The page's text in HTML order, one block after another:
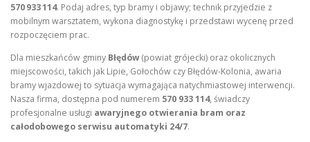
570 933 114. Podaj adres, typ bramy i objawy; technik przyjedzie z
mobilnym warsztatem, wykona diagnostykę i przedstawi wycenę przed
rozpoczęciem prac.
Dla mieszkańców gminy Błędów(powiat grójecki) oraz okolicznych
miejscowości, takich jak Lipie, Gołochów czy Błędów-Kolonia, awaria
bramy wjazdowej to sytuacja wymagająca natychmiastowej interwencji.
Nasza firma, dostępna pod numerem 570 933 114, świadczy
profesjonalne usługi awaryjnego otwierania bram oraz
całodobowego serwisu automatyki 24/7.